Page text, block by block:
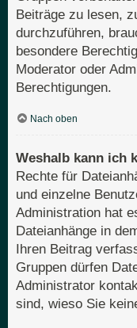
Beiträge zu lesen,
durchzuführen,
besondere
Moderator oder
Berechtigungen.
Nach oben
Weshalb kann ich
Rechte für
und einzelne
Administration hat
Dateianhänge in
Ihren Beitrag
Gruppen dürfen
Administrator
sind, wieso Sie